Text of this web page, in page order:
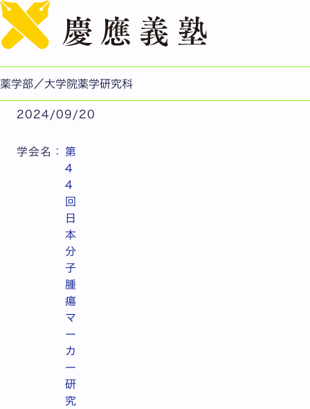
薬学部／大学院薬学研究科
【第44回日本分子腫瘍マーカー研究会】学生が受賞
2024/09/20
学会名：
第
4
4
回
日
本
分
子
腫
瘍
マ
ー
カ
ー
研
究